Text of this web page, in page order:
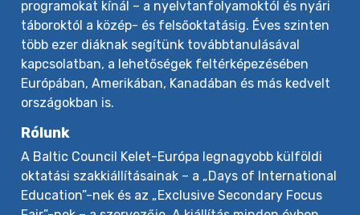
programokat kínál – a nyelvtanfolyamoktól és nyári
táboroktól a közép- és felsőoktatásig. Éves szinten
több ezer diáknak segítünk továbbtanulásával
kapcsolatban, a lehetőségek feltérképezésében
Európában, Amerikában, Kanadában és más kedvelt
országokban is.
Rólunk
A Baltic Council Kelet-Európa legnagyobb külföldi
oktatási szakkiállításainak – a „Days of International
Education”-nek és az „Exclusive Secondary Focus